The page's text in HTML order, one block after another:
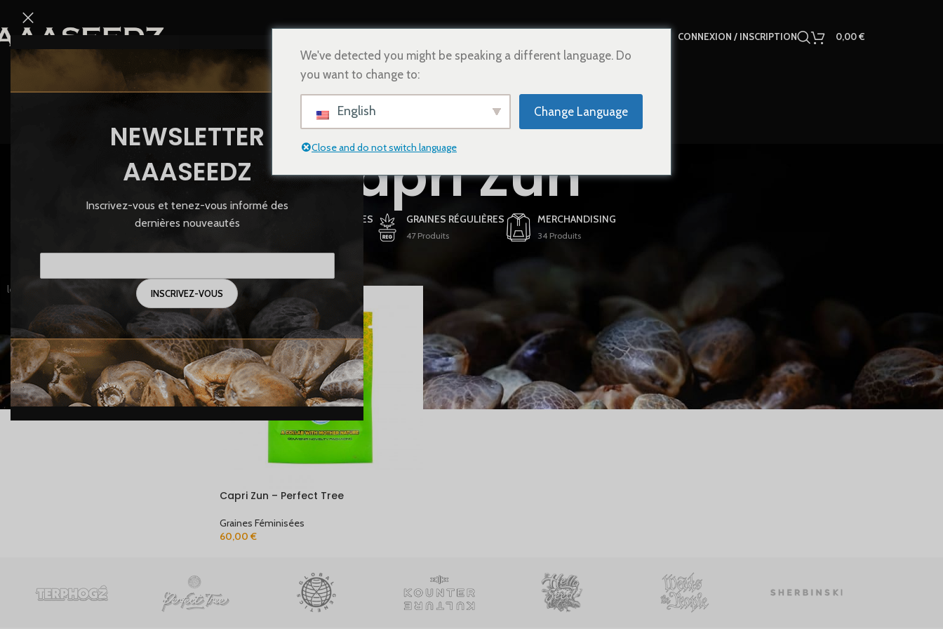
NEWSLETTER
AAASEEDZ
Inscrivez-vous et tenez-vous informé des
dernières nouveautés
CONNEXION / INSCRIPTION 0,00€
Capri Zun
GRAINES FÉMINISÉES GRAINES RÉGULIÈRES
47 Produits
MERCHANDISING
34 Produits
FILTRER PAR BREEDER
les Breeders
STOCK
En stock
Accueil/Produits identifiés “Capri Zun”
Capri Zun – Perfect Tree
Graines Féminisées
60,00 €
We've detected you might be speaking a different language. Do
you want to change to:
English Change Language
Close and do not switch language